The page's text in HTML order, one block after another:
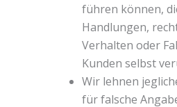
führen können,
Handlungen,
Verhalten oder
Kunden selbst
Wir lehnen
für falsche